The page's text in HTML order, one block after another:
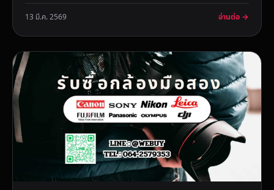
13 มี.ค. 2569 อ่านต่อ →